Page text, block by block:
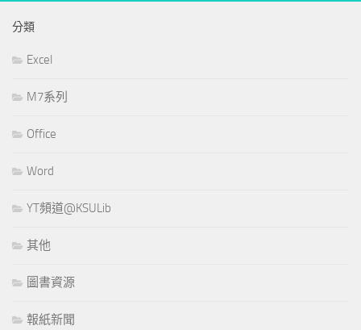
分類
Excel
M7系列
Office
Word
YT頻道@KSULib
其他
圖書資源
報紙新聞